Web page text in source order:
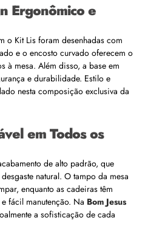
Ergonômico e
o Kit Lis foram desenhadas com
e o encosto curvado oferecem o
à mesa. Além disso, a base em
e durabilidade. Estilo e
nesta composição exclusiva da
em Todos os
de alto padrão, que
natural. O tampo da mesa
enquanto as cadeiras têm
fácil manutenção. Na Bom Jesus
a sofisticação de cada